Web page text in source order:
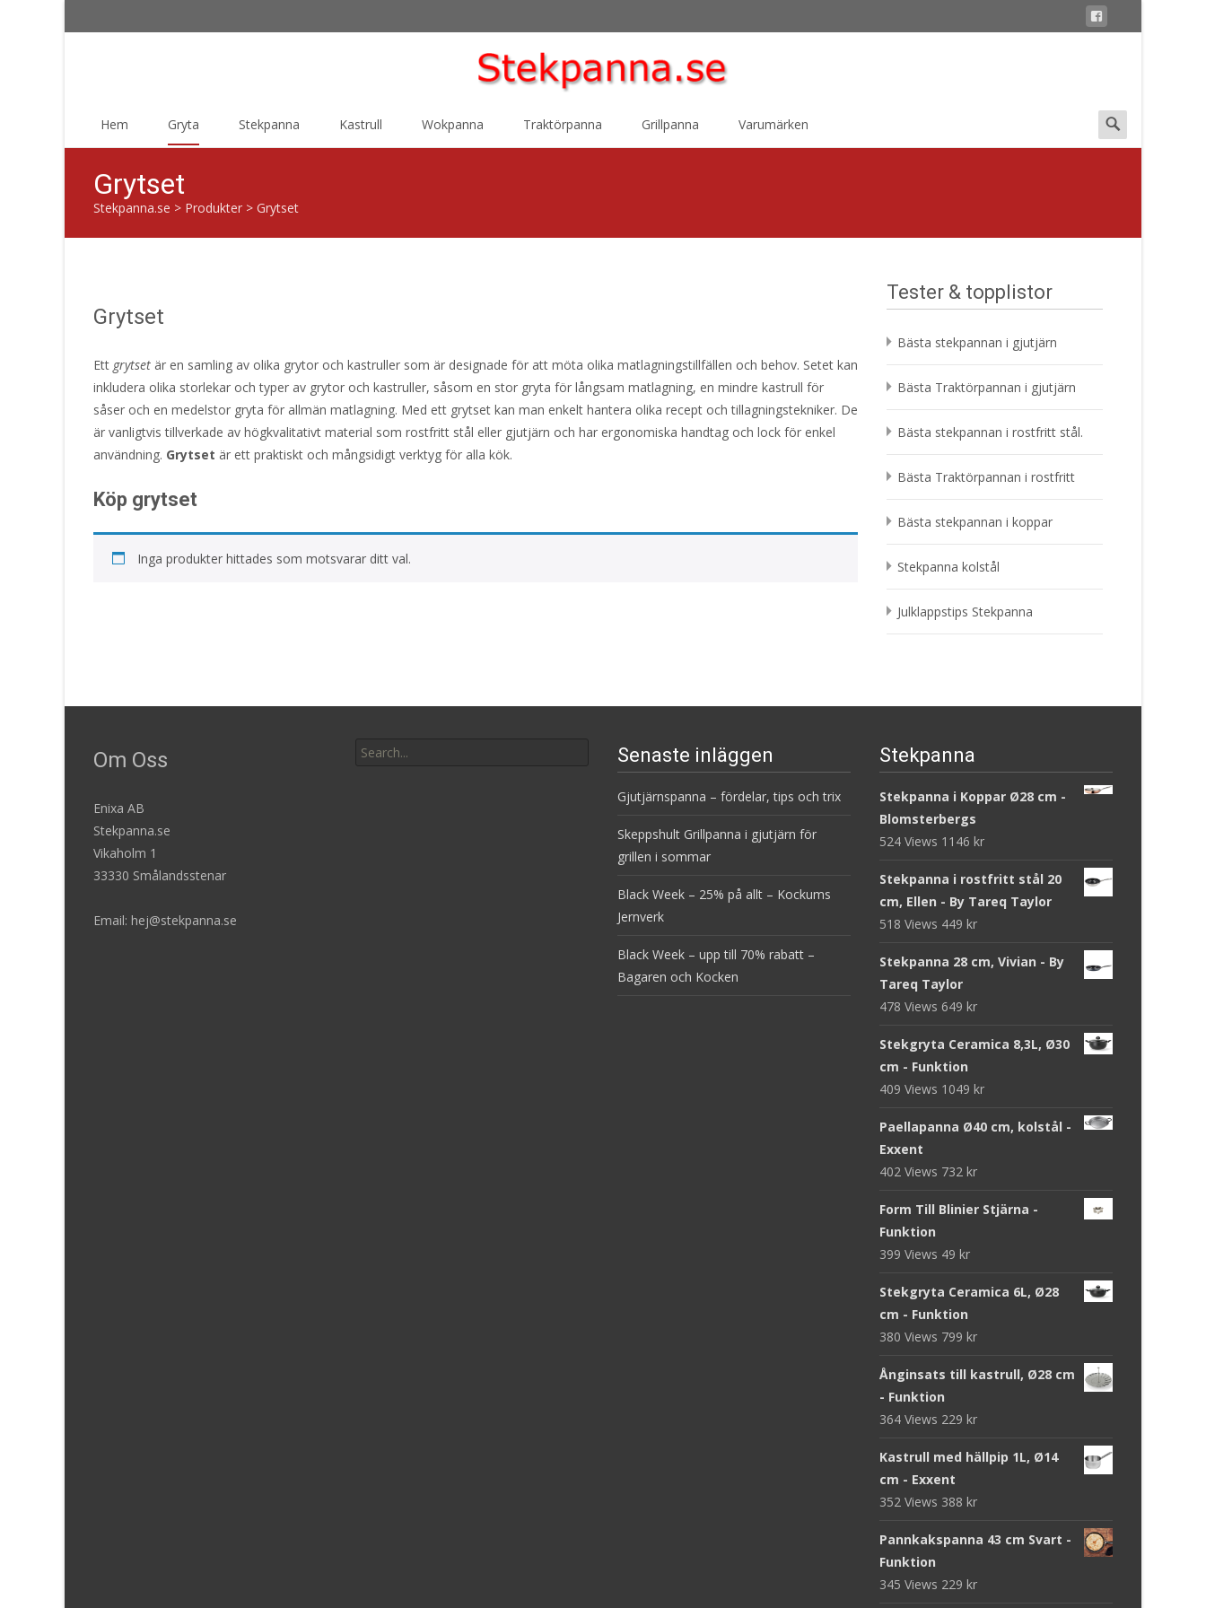
Hem Gryta Stekpanna Kastrull Wokpanna Traktörpanna Grillpanna Varumärken
Search
for:
Grytset
Stekpanna.se > Produkter > Grytset
Grytset
Ett grytset är en samling av olika grytor och kastruller som är designade för att möta olika matlagningstillfällen och behov. Setet kan
inkludera olika storlekar och typer av grytor och kastruller, såsom en stor gryta för långsam matlagning, en mindre kastrull för
såser och en medelstor gryta för allmän matlagning. Med ett grytset kan man enkelt hantera olika recept och tillagningstekniker. De
är vanligtvis tillverkade av högkvalitativt material som rostfritt stål eller gjutjärn och har ergonomiska handtag och lock för enkel
användning. Grytset är ett praktiskt och mångsidigt verktyg för alla kök.
Köp grytset
Inga produkter hittades som motsvarar ditt val.
Tester & topplistor
Bästa stekpannan i gjutjärn
Bästa Traktörpannan i gjutjärn
Bästa stekpannan i rostfritt stål.
Bästa Traktörpannan i rostfritt
Bästa stekpannan i koppar
Stekpanna kolstål
Julklappstips Stekpanna
Om Oss
Enixa AB
Stekpanna.se
Vikaholm 1
33330 Smålandsstenar
Email: hej@stekpanna.se
for:
Senaste inläggen
Gjutjärnspanna – fördelar, tips och trix
Skeppshult Grillpanna i gjutjärn för
grillen i sommar
Black Week – 25% på allt – Kockums
Jernverk
Black Week – upp till 70% rabatt –
Bagaren och Kocken
Stekpanna
Stekpanna i Koppar Ø28 cm -
Blomsterbergs
524 Views 1146 kr
Stekpanna i rostfritt stål 20
cm, Ellen - By Tareq Taylor
518 Views 449 kr
Stekpanna 28 cm, Vivian - By
Tareq Taylor
478 Views 649 kr
Stekgryta Ceramica 8,3L, Ø30
cm - Funktion
409 Views 1049 kr
Paellapanna Ø40 cm, kolstål -
Exxent
402 Views 732 kr
Form Till Blinier Stjärna -
Funktion
399 Views 49 kr
Stekgryta Ceramica 6L, Ø28
cm - Funktion
380 Views 799 kr
Ånginsats till kastrull, Ø28 cm
- Funktion
364 Views 229 kr
Kastrull med hällpip 1L, Ø14
cm - Exxent
352 Views 388 kr
Pannkakspanna 43 cm Svart -
Funktion
345 Views 229 kr